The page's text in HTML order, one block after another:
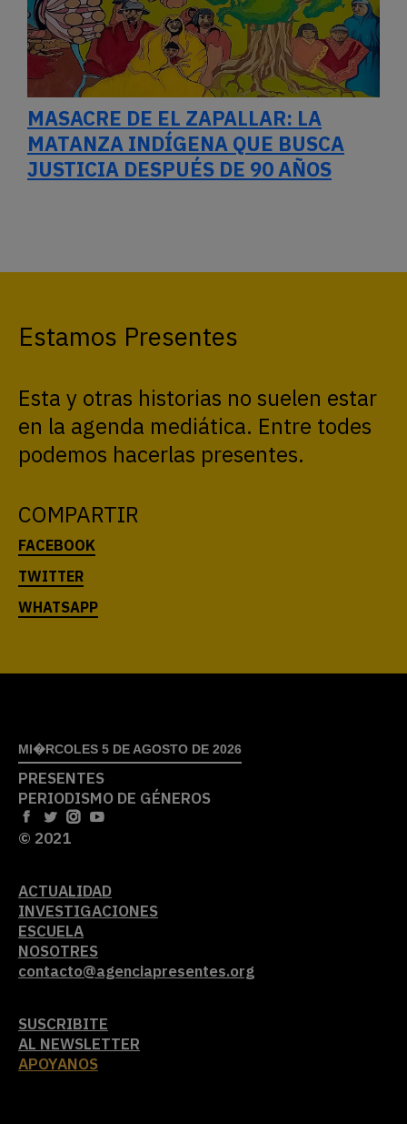
MASACRE DE EL ZAPALLAR: LA
MATANZA INDÍGENA QUE BUSCA
JUSTICIA DESPUÉS DE 90 AÑOS
Estamos Presentes
Esta y otras historias no suelen estar
en la agenda mediática. Entre todes
podemos hacerlas presentes.
COMPARTIR
MI�RCOLES 5 DE AGOSTO DE 2026
PRESENTES
PERIODISMO DE GÉNEROS
© 2021
ACTUALIDAD
INVESTIGACIONES
ESCUELA
NOSOTRES
contacto@agenciapresentes.org
SUSCRIBITE
AL NEWSLETTER
APOYANOS